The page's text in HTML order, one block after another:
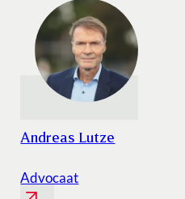
Andreas Lutze
Advocaat